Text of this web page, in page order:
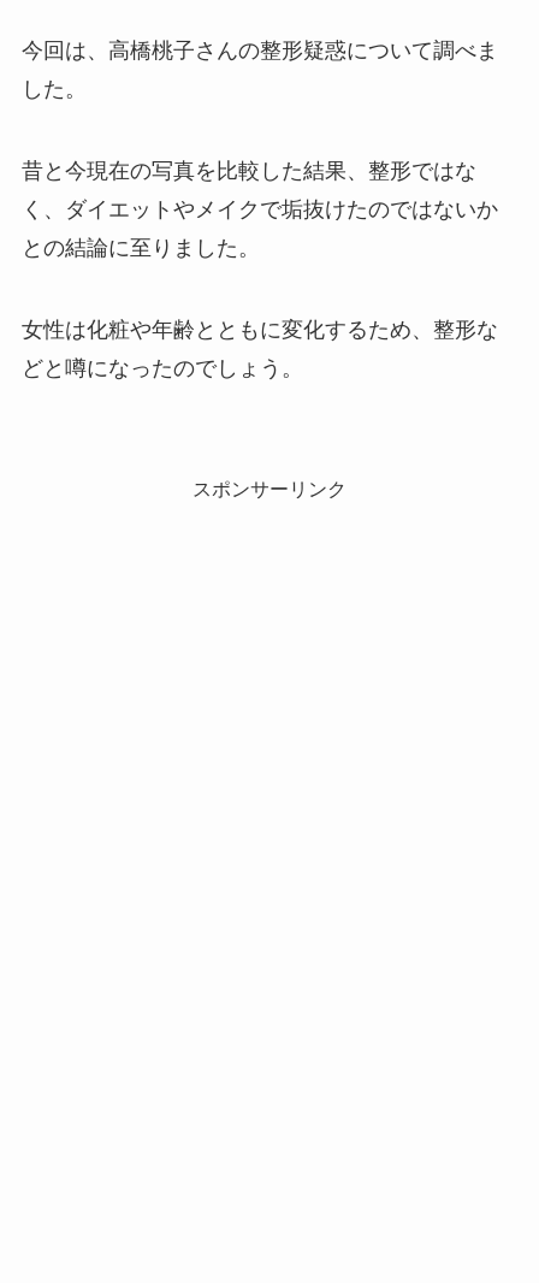
今回は、高橋桃子さんの整形疑惑について調べま
した。
昔と今現在の写真を比較した結果、整形ではな
く、ダイエットやメイクで垢抜けたのではないか
との結論に至りました。
女性は化粧や年齢とともに変化するため、整形な
どと噂になったのでしょう。
スポンサーリンク